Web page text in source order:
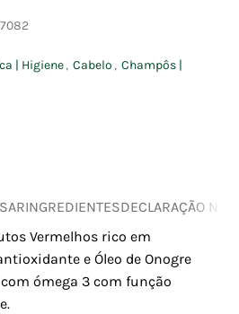
| Higiene, Cabelo , Champôs |
INGREDIENTESDECLARAÇÃO
Vermelhos rico em
e Óleo de Onogre
ómega 3 com função